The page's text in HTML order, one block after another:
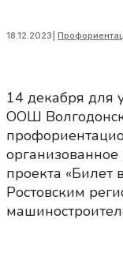
18.12.2023
14 декабря для
ООШ
проекта «Билет
Ростовским